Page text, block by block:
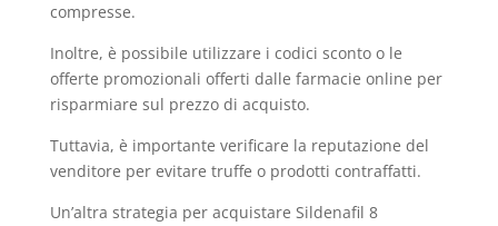
compresse.
Inoltre, è possibile utilizzare i codici sconto o le
offerte promozionali offerti dalle farmacie online per
risparmiare sul prezzo di acquisto.
Tuttavia, è importante verificare la reputazione del
venditore per evitare truffe o prodotti contraffatti.
Un’altra strategia per acquistare Sildenafil 8